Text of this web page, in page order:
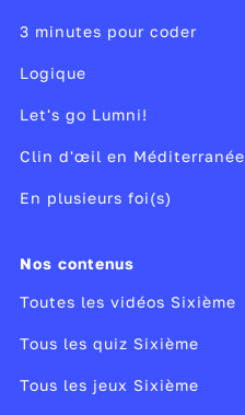
3 minutes pour coder
Logique
Let's go Lumni!
Clin d'œil en Méditerranée
En plusieurs foi(s)
Nos contenus
Toutes les vidéos Sixième
Tous les quiz Sixième
Tous les jeux Sixième